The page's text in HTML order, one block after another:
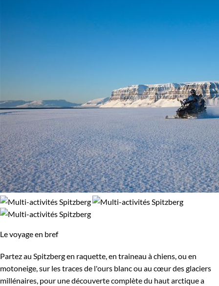
Le voyage en bref
Partez au Spitzberg en raquette, en traineau à chiens, ou en
motoneige, sur les traces de l'ours blanc ou au cœur des glaciers
millénaires, pour une découverte complète du haut arctique a